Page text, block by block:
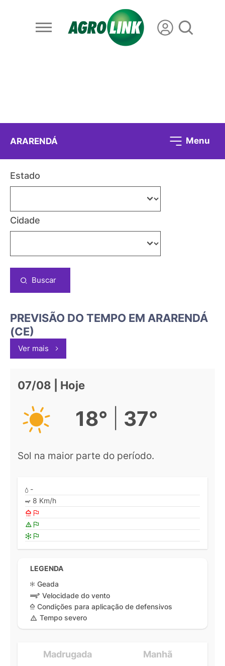
ARARENDÁ Menu
Estado
Cidade
Buscar
PREVISÃO DO TEMPO EM ARARENDÁ
(CE)
Ver mais
07/08 | Hoje
18° 37°
Sol na maior parte do período.
-
8 Km/h
LEGENDA
Geada
Velocidade do vento
Condições para aplicação de defensivos
Tempo severo
Madrugada Manhã